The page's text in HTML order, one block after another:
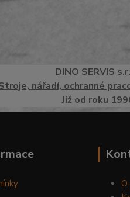
DINO SERVIS
nářadí, ochranné
Již od roku
O